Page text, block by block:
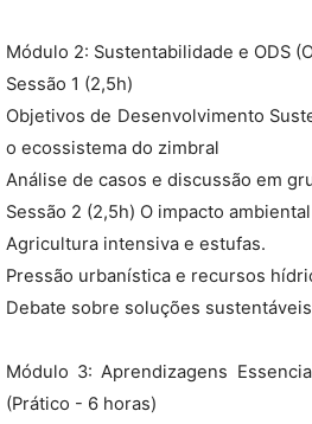
Módulo 2: Sustentabilidade e ODS
Sessão 1 (2,5h)
Objetivos de Desenvolvimento
o ecossistema do zimbral
Análise de casos e discussão em
Sessão 2 (2,5h) O impacto
Agricultura intensiva e estufas.
Pressão urbanística e recursos
Debate sobre soluções
Módulo 3: Aprendizagens
(Prático - 6 horas)